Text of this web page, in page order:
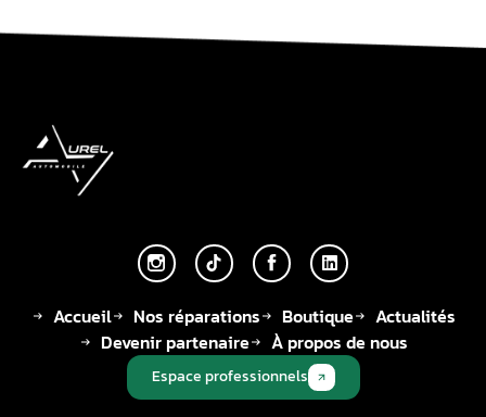
Accueil Nos réparations Boutique
Actualités
Devenir partenaire
À propos de nous
Espace professionnels